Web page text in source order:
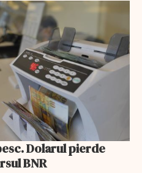
Dolarul pierde
BNR